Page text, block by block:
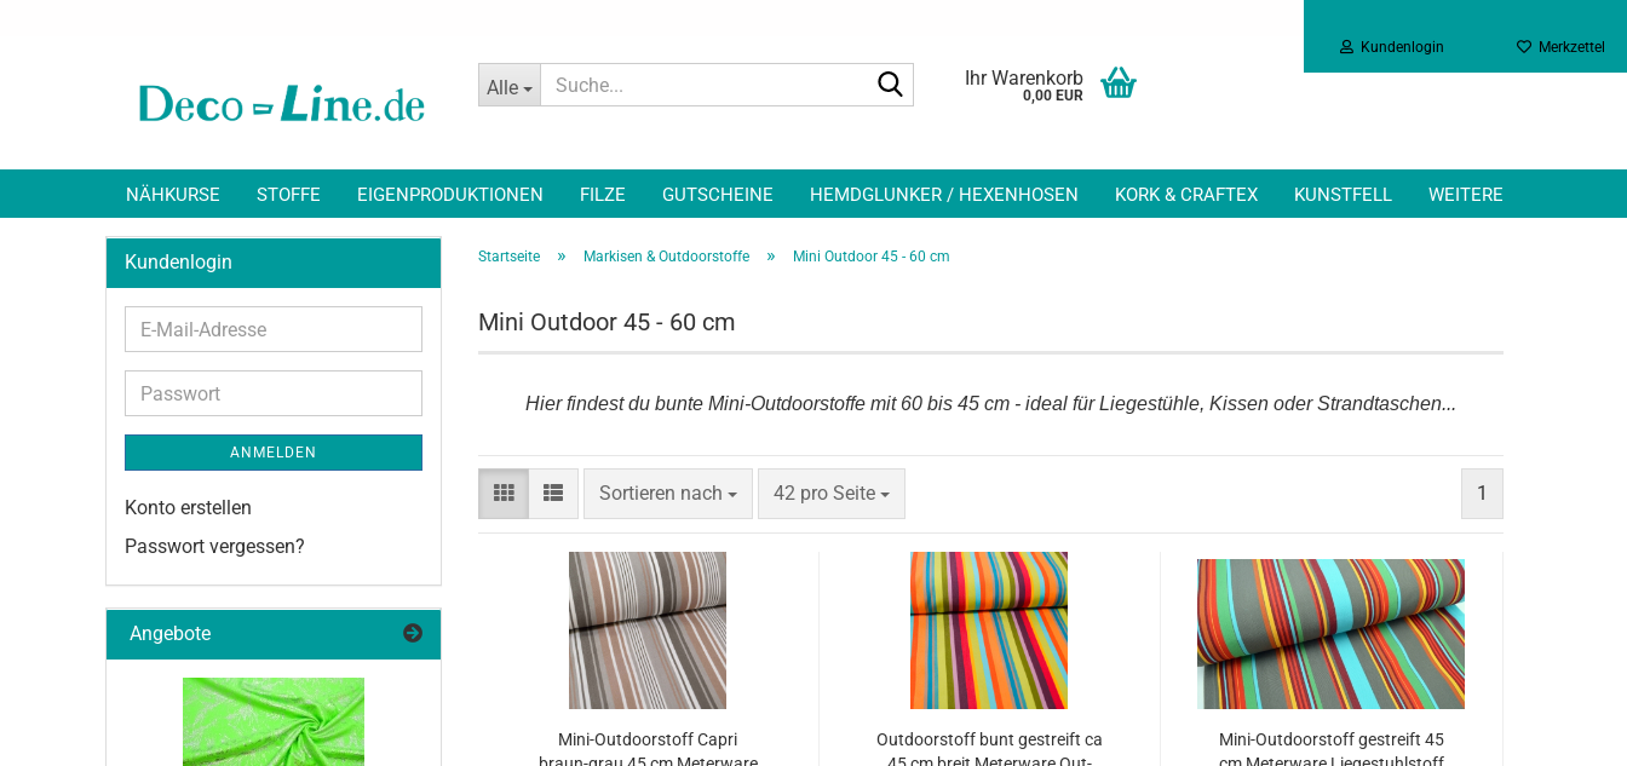
Kundenlogin Merkzettel
Alle
Suche...Ihr Warenkorb
0,00 EUR
NÄHKURSE STOFFE EIGENPRODUKTIONEN FILZE GUTSCHEINE HEMDGLUNKER / HEXENHOSEN KORK & CRAFTEX KUNSTFELL WEITERE
Startseite » Markisen & Outdoorstoffe » Mini Outdoor 45 - 60 cm
Mini Outdoor 45 - 60 cm
Hier findest du bunte Mini-Outdoorstoffe mit 60 bis 45 cm - ideal für Liegestühle, Kissen oder Strandtaschen...
Sortieren nach
Sortieren nach 42 pro Seite
pro Seite 1
Mini-​Out­door­stoff Capri
Out­door­stoff bunt ge­streift ca
Mini-​Out­door­stoff ge­streift 45
Kundenlogin
E-
Mail-
Adresse
Passwort
ANMELDEN
Konto erstellen
Passwort vergessen?
Angebote